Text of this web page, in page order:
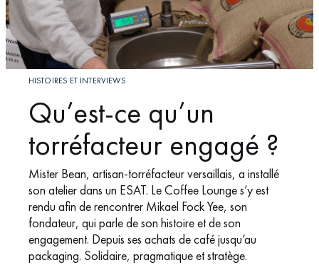
HISTOIRES ET INTERVIEWS
Qu’est-ce qu’un
torréfacteur engagé ?
Mister Bean, artisan-torréfacteur versaillais, a installé
son atelier dans un ESAT. Le Coffee Lounge s’y est
rendu afin de rencontrer Mikael Fock Yee, son
fondateur, qui parle de son histoire et de son
engagement. Depuis ses achats de café jusqu’au
packaging. Solidaire, pragmatique et stratège.